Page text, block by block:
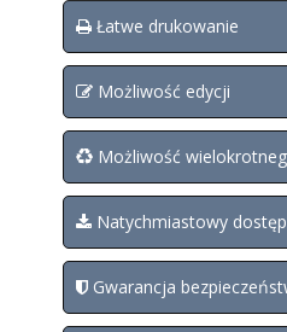
Łatwe drukowanie
Możliwość edycji
Możliwość
Natychmiastowy
Gwarancja